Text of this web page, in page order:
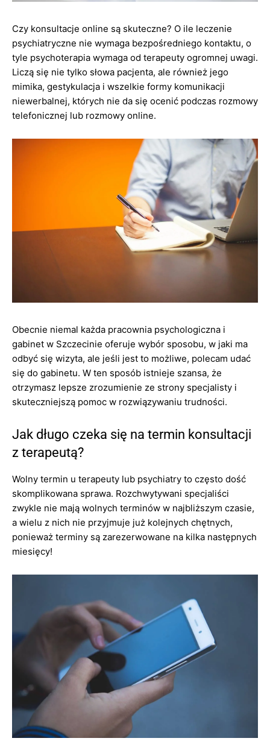
Czy konsultacje online są skuteczne? O ile leczenie
psychiatryczne nie wymaga bezpośredniego kontaktu, o
tyle psychoterapia wymaga od terapeuty ogromnej uwagi.
Liczą się nie tylko słowa pacjenta, ale również jego
mimika, gestykulacja i wszelkie formy komunikacji
niewerbalnej, których nie da się ocenić podczas rozmowy
telefonicznej lub rozmowy online.
Obecnie niemal każda pracownia psychologiczna i
gabinet w Szczecinie oferuje wybór sposobu, w jaki ma
odbyć się wizyta, ale jeśli jest to możliwe, polecam udać
się do gabinetu. W ten sposób istnieje szansa, że
otrzymasz lepsze zrozumienie ze strony specjalisty i
skuteczniejszą pomoc w rozwiązywaniu trudności.
Jak długo czeka się na termin konsultacji
z terapeutą?
Wolny termin u terapeuty lub psychiatry to często dość
skomplikowana sprawa. Rozchwytywani specjaliści
zwykle nie mają wolnych terminów w najbliższym czasie,
a wielu z nich nie przyjmuje już kolejnych chętnych,
ponieważ terminy są zarezerwowane na kilka następnych
miesięcy!